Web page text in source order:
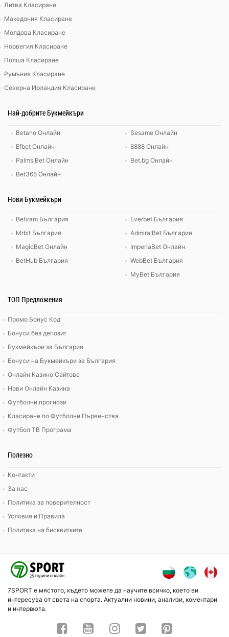
Литва Класиране
Македония Класиране
Молдова Класиране
Норвегия Класиране
Полша Класиране
Румъния Класиране
Северна Ирландия Класиране
Най-добрите Букмейкъри
Betano Онлайн
Efbet Онлайн
Palms Bet Онлайн
Bet365 Онлайн
Sesame Онлайн
8888 Онлайн
Bet.bg Онлайн
Нови Букмейкъри
Betvam България
Mrbit България
MagicBet Онлайн
BetHub България
Everbet България
AdmiralBet България
ImperiaBet Онлайн
WebBet България
MyBet България
ТОП Предложения
Промо Бонус Код
Бонуси без депозит
Букмейкъри за България
Бонуси на Букмейкъри за България
Онлайн Казино Сайтове
Нови Онлайн Казина
Футболни прогнози
Класиране по Футболни Първенства
Футбол ТВ Програма
Полезно
Контакти
За нас
Политика за поверителност
Условия и Правила
Политика на бисквитките
7SPORT е мястото, където можете да научите всичко, което ви
интересува от света на спорта. Актуални новини, анализи, коментари
и интервюта.